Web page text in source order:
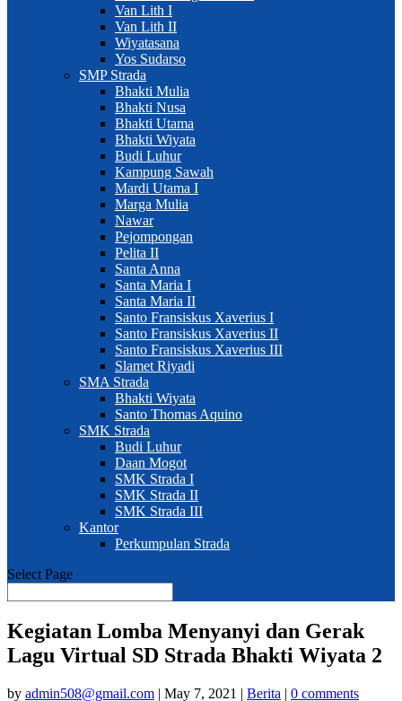
Van Lith I
Van Lith II
Wiyatasana
Yos Sudarso
SMP Strada
Bhakti Mulia
Bhakti Nusa
Bhakti Utama
Bhakti Wiyata
Budi Luhur
Kampung Sawah
Mardi Utama I
Marga Mulia
Nawar
Pejompongan
Pelita II
Santa Anna
Santa Maria I
Santa Maria II
Santo Fransiskus Xaverius I
Santo Fransiskus Xaverius II
Santo Fransiskus Xaverius III
Slamet Riyadi
SMA Strada
Bhakti Wiyata
Santo Thomas Aquino
SMK Strada
Budi Luhur
Daan Mogot
SMK Strada I
SMK Strada II
SMK Strada III
Kantor
Perkumpulan Strada
Select Page
Kegiatan Lomba Menyanyi dan Gerak
Lagu Virtual SD Strada Bhakti Wiyata 2
by admin508@gmail.com | May 7, 2021 | Berita | 0 comments